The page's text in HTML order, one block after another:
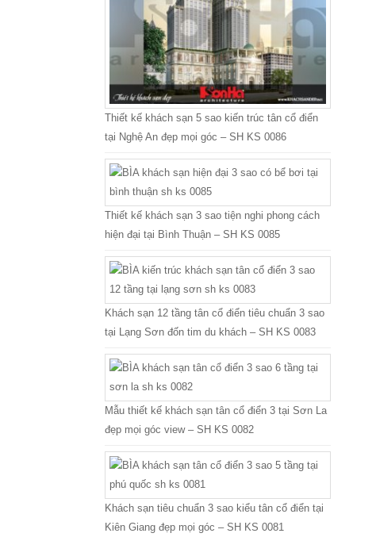
Thiết kế khách sạn 5 sao kiến trúc tân cổ điển
tại Nghệ An đẹp mọi góc – SH KS 0086
Thiết kế khách sạn 3 sao tiện nghi phong cách
hiện đại tại Bình Thuận – SH KS 0085
Khách sạn 12 tầng tân cổ điển tiêu chuẩn 3 sao
tại Lạng Sơn đốn tim du khách – SH KS 0083
Mẫu thiết kế khách sạn tân cổ điển 3 tại Sơn La
đẹp mọi góc view – SH KS 0082
Khách sạn tiêu chuẩn 3 sao kiểu tân cổ điển tại
Kiên Giang đẹp mọi góc – SH KS 0081